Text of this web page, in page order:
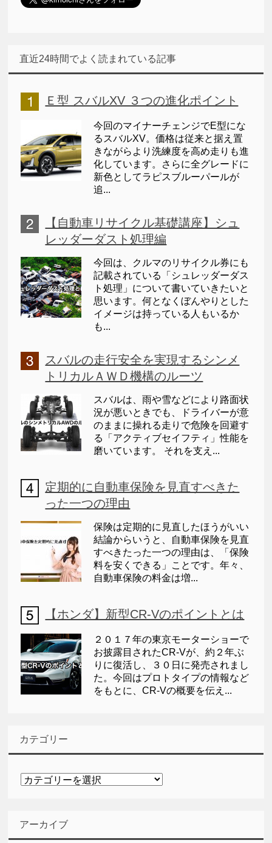
直近24時間でよく読まれている記事
Ｅ型 スバルXV ３つの進化ポイント
今回のマイナーチェンジでE型にな
るスバルXV。価格は従来と据え置
きながらより洗練度を高め走りも進
化しています。さらに全グレードに
新色としてラピスブルーパールが
追...
【自動車リサイクル基礎講座】シュ
レッダーダスト処理編
今回は、クルマのリサイクル券にも
記載されている「シュレッダーダス
ト処理」について書いていきたいと
思います。何となくぼんやりとした
イメージは持っている人もいるか
も...
スバルの走行安全を実現するシンメ
トリカルＡＷＤ機構のルーツ
スバルは、雨や雪などにより路面状
況が悪いときでも、ドライバーが意
のままに操れる走りで危険を回避す
る「アクティブセイフティ」性能を
磨いています。 それを支え...
定期的に自動車保険を見直すべきた
った一つの理由
保険は定期的に見直したほうがいい
結論からいうと、自動車保険を見直
すべきたった一つの理由は、「保険
料を安くできる」ことです。年々、
自動車保険の料金は増...
【ホンダ】新型CR-Vのポイントとは
２０１７年の東京モーターショーで
お披露目されたCR-Vが、約２年ぶ
りに復活し、３０日に発売されまし
た。今回はプロトタイプの情報など
をもとに、CR-Vの概要を伝え...
カテゴリー
カ
ー
アーカイブ